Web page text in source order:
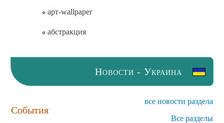
арт-wallpaper
абстракция
Новости - Украина
События
все новости раздела
Все разделы